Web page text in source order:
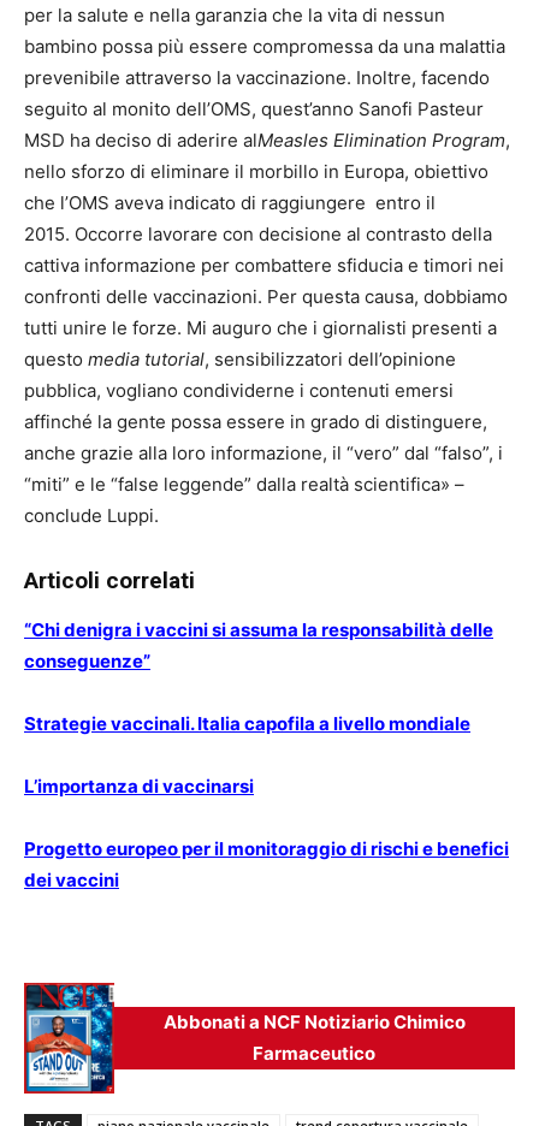
per la salute e nella garanzia che la vita di nessun
bambino possa più essere compromessa da una malattia
prevenibile attraverso la vaccinazione. Inoltre, facendo
seguito al monito dell’OMS, quest’anno Sanofi Pasteur
MSD ha deciso di aderire alMeasles Elimination Program,
nello sforzo di eliminare il morbillo in Europa, obiettivo
che l’OMS aveva indicato di raggiungere entro il
2015. Occorre lavorare con decisione al contrasto della
cattiva informazione per combattere sfiducia e timori nei
confronti delle vaccinazioni. Per questa causa, dobbiamo
tutti unire le forze. Mi auguro che i giornalisti presenti a
questo media tutorial, sensibilizzatori dell’opinione
pubblica, vogliano condividerne i contenuti emersi
affinché la gente possa essere in grado di distinguere,
anche grazie alla loro informazione, il “vero” dal “falso”, i
“miti” e le “false leggende” dalla realtà scientifica» –
conclude Luppi.
Articoli correlati
“Chi denigra i vaccini si assuma la responsabilità delle
conseguenze”
Strategie vaccinali. Italia capofila a livello mondiale
L’importanza di vaccinarsi
Progetto europeo per il monitoraggio di rischi e benefici
dei vaccini
Abbonati a NCF Notiziario Chimico
Farmaceutico